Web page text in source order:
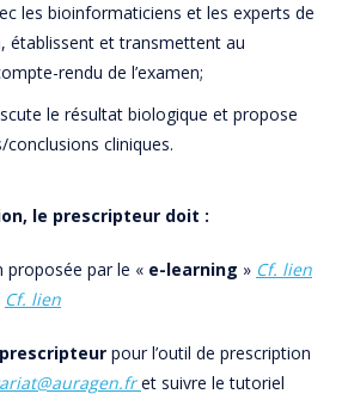
les bioinformaticiens et les experts de
établissent et transmettent au
rendu de l’examen;
le résultat biologique et propose
cliniques.
le prescripteur doit :
proposée par le « e-learning » Cf. lien
Cf. lien
pour l’outil de prescription
et suivre le tutoriel